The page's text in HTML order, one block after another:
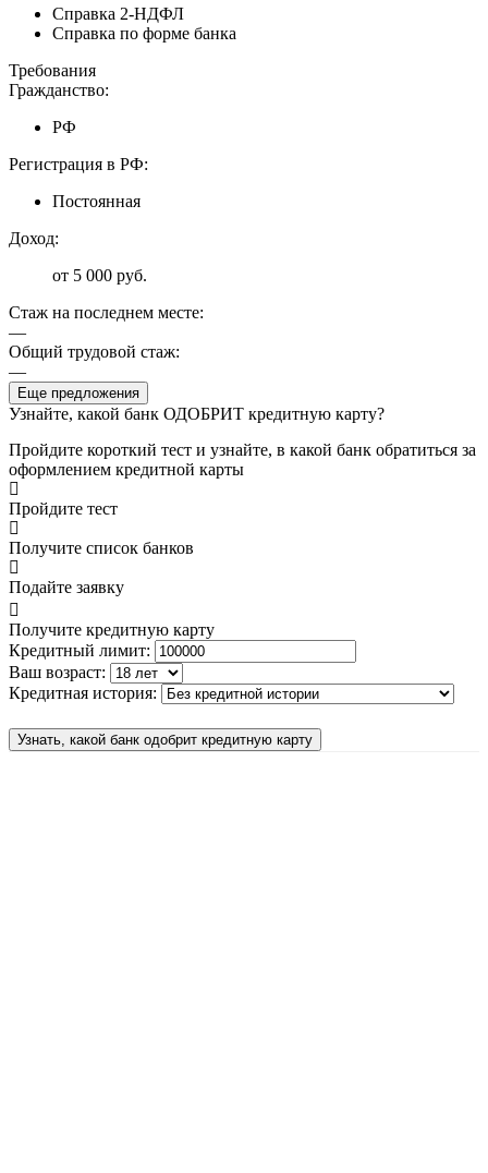
Справка 2-НДФЛ
Справка по форме банка
Требования
Гражданство:
РФ
Регистрация в РФ:
Постоянная
Доход:
от 5 000 руб.
Стаж на последнем месте:
—
Общий трудовой стаж:
—
Еще предложения
Узнайте, какой банк ОДОБРИТ кредитную карту?
Пройдите короткий тест и узнайте, в какой банк обратиться за
оформлением кредитной карты
Пройдите тест
Получите список банков
Подайте заявку
Получите кредитную карту
Кредитный лимит:
Ваш возраст:
Кредитная история:
Узнать, какой банк одобрит кредитную карту